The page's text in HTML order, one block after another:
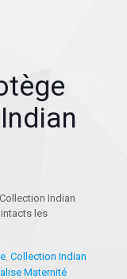
Indian
les
Collection Indian
Maternité